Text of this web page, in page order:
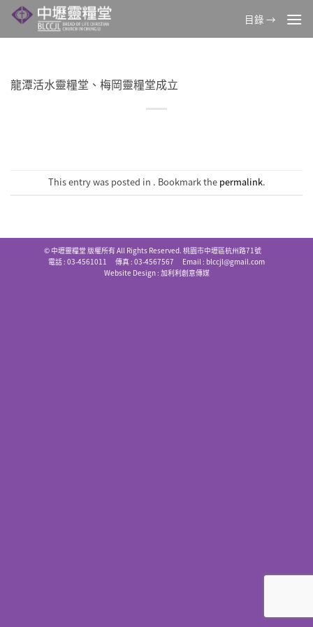
Skip
content
目錄 →
龍潭活水靈糧堂、梅岡靈糧堂成立
This entry was posted in . Bookmark the permalink.
© 中壢靈糧堂 版權所有 All Rights Reserved. 桃園市中壢區杭州路71號
電話 : 03-4561011 傳真 : 03-4567567 Email : blccjl@gmail.com
Website Design : 加利利創意傳媒